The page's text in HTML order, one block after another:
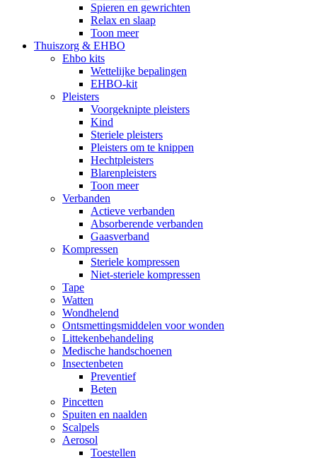
Spieren en gewrichten
Relax en slaap
Toon meer
Thuiszorg & EHBO
Ehbo kits
Wettelijke bepalingen
EHBO-kit
Pleisters
Voorgeknipte pleisters
Kind
Steriele pleisters
Pleisters om te knippen
Hechtpleisters
Blarenpleisters
Toon meer
Verbanden
Actieve verbanden
Absorberende verbanden
Gaasverband
Kompressen
Steriele kompressen
Niet-steriele kompressen
Tape
Watten
Wondhelend
Ontsmettingsmiddelen voor wonden
Littekenbehandeling
Medische handschoenen
Insectenbeten
Preventief
Beten
Pincetten
Spuiten en naalden
Scalpels
Aerosol
Toestellen